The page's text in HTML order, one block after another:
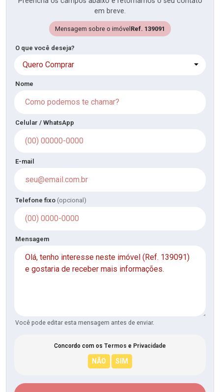
em breve.
Mensagem sobre o imóvel Ref. 139091
O que você deseja?
Quero Comprar
Nome
Celular / WhatsApp
E-mail
Telefone fixo (opcional)
Mensagem
Você pode editar esta mensagem antes de enviar.
Concordo com os Termos e Privacidade